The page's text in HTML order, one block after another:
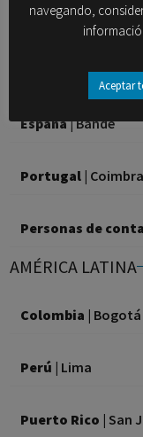
España| Barcelona
| Sevilla
España| Bande
Portugal | Coimbra
Personas de
AMÉRICA LATINA
Colombia | Bogotá
Perú | Lima
Puerto Rico | San
navegando,
Aceptar